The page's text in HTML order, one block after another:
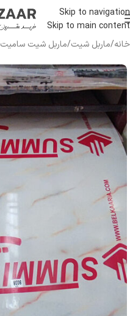
Skip to navigation
Skip to main content
خانه/ماربل شیت/ماربل شیت سامیت